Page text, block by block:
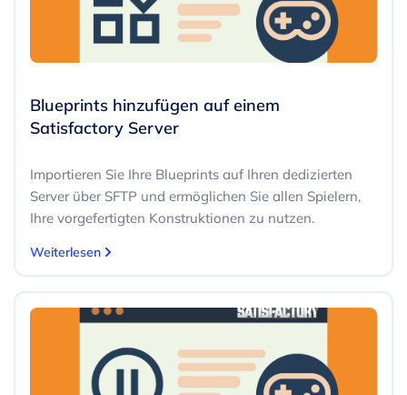
Blueprints hinzufügen auf einem
Satisfactory Server
Importieren Sie Ihre Blueprints auf Ihren dedizierten
Server über SFTP und ermöglichen Sie allen Spielern,
Ihre vorgefertigten Konstruktionen zu nutzen.
Weiterlesen